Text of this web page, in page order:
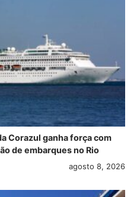
Corazul ganha força com
de embarques no Rio
agosto 8, 2026